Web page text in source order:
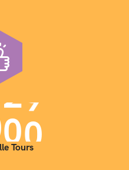
00
Tours